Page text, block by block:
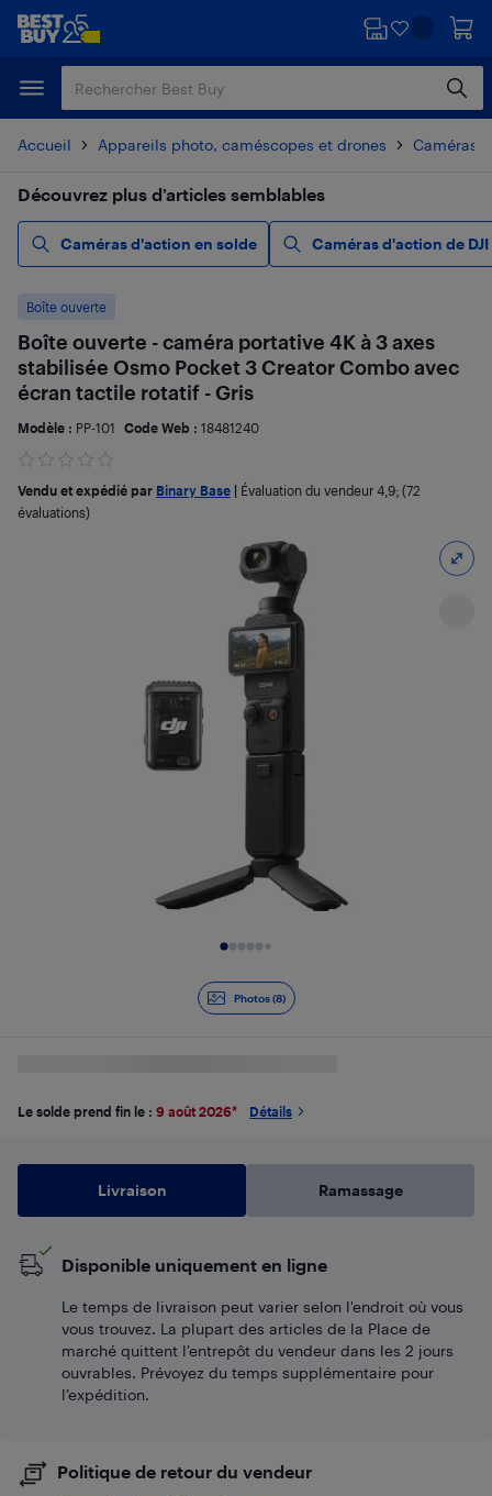
Passer
principal
Passer
Accueil Appareils photo, caméscopes et drones Caméras
Découvrez plus d’articles semblables
Caméras d'action en solde Caméras d'action de DJI
Photos (8)
Boîte ouverte
Boîte ouverte - caméra portative 4K à 3 axes
stabilisée Osmo Pocket 3 Creator Combo avec
écran tactile rotatif - Gris
Modèle : PP-101 Code Web : 18481240
Vendu et expédié par Binary Base Évaluation du vendeur 4,9; (72
évaluations)
Le solde prend fin le : 9 août 2026* Détails
Livraison Ramassage
Disponible uniquement en ligne
Le temps de livraison peut varier selon l'endroit où vous
vous trouvez. La plupart des articles de la Place de
marché quittent l’entrepôt du vendeur dans les 2 jours
ouvrables. Prévoyez du temps supplémentaire pour
l’expédition.
Politique de retour du vendeur